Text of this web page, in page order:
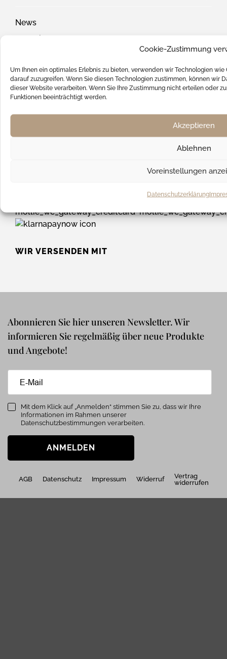
Cookie-Zustimmung
Um Ihnen ein optimales Erlebnis zu bieten, verwenden wir Technologien
darauf zuzugreifen. Wenn Sie diesen Technologien zustimmen, können wir
dieser Website verarbeiten. Wenn Sie Ihre Zustimmung nicht erteilen oder
Funktionen beeinträchtigt werden.
Akzeptieren
Ablehnen
Voreinstellungen
Datenschutzerklärung
News
Batterieverordnung
Hilfe & Support
Kontakt
WIR VERSENDEN MIT
Abonnieren Sie hier unseren Newsletter. Wir
informieren Sie regelmäßig über neue Produkte
und Angebote!
Mit dem Klick auf „Anmelden“ stimmen Sie zu, dass wir Ihre
Informationen im Rahmen unserer
Datenschutzbestimmungen verarbeiten.
ANMELDEN
AGB Datenschutz Impressum Widerruf
Vertrag
widerrufen